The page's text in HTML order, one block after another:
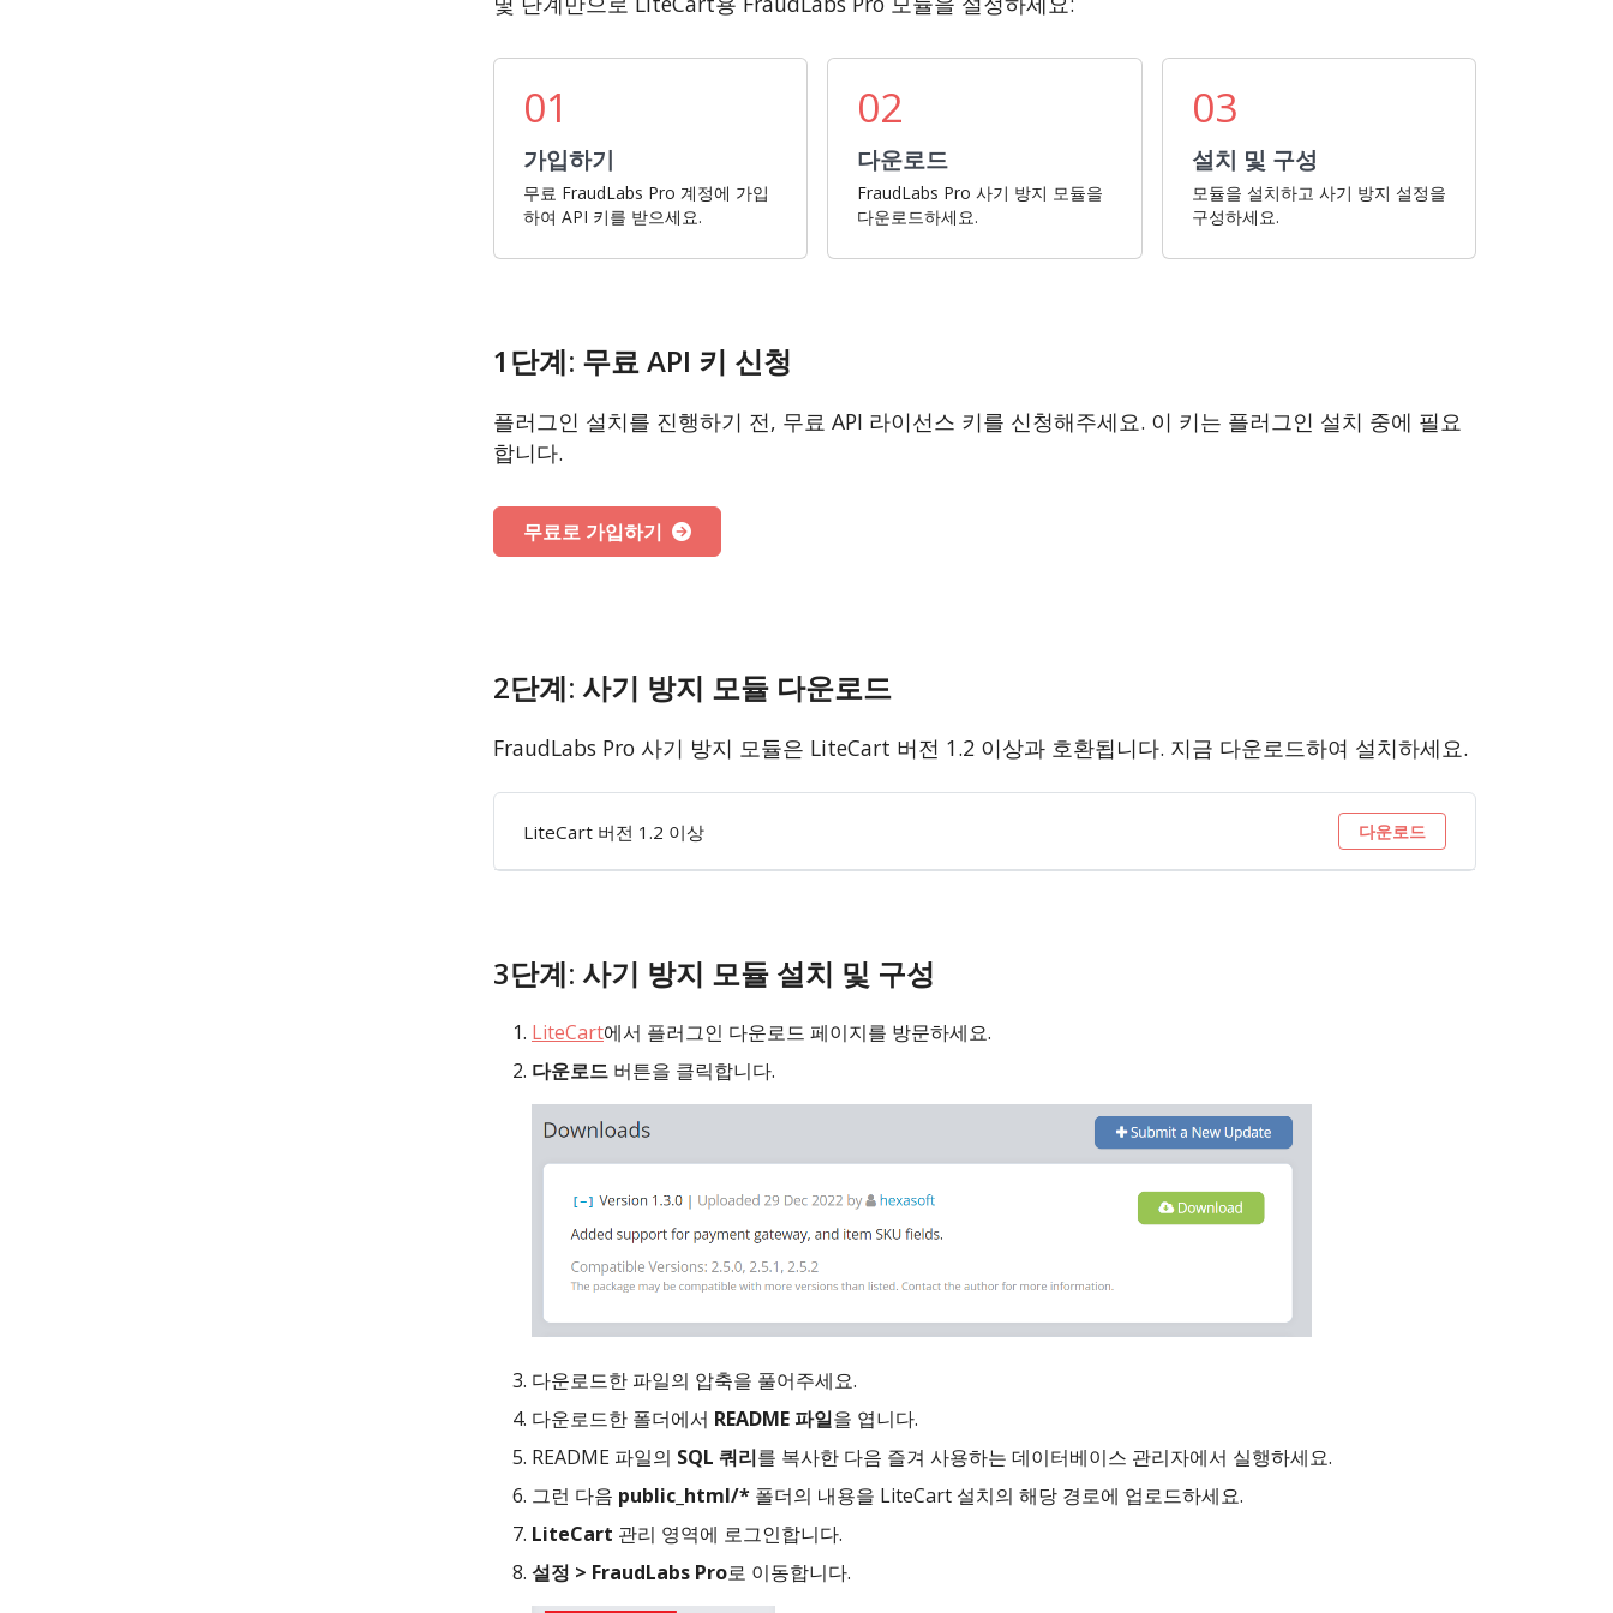
01
가입하기
무료 FraudLabs Pro 계정에 가입
하여 API 키를 받으세요.
02
다운로드
FraudLabs Pro 사기 방지 모듈을
다운로드하세요.
03
설치 및 구성
모듈을 설치하고 사기 방지 설정을
구성하세요.
1단계: 무료 API 키 신청
플러그인 설치를 진행하기 전, 무료 API 라이선스 키를 신청해주세요. 이 키는 플러그인 설치 중에 필요
합니다.
무료로 가입하기
2단계: 사기 방지 모듈 다운로드
FraudLabs Pro 사기 방지 모듈은 LiteCart 버전 1.2 이상과 호환됩니다. 지금 다운로드하여 설치하세요.
LiteCart 버전 1.2 이상 다운로드
3단계: 사기 방지 모듈 설치 및 구성
LiteCart에서 플러그인 다운로드 페이지를 방문하세요.
다운로드 버튼을 클릭합니다.
다운로드한 파일의 압축을 풀어주세요.
다운로드한 폴더에서 README 파일을 엽니다.
README 파일의 SQL 쿼리를 복사한 다음 즐겨 사용하는 데이터베이스 관리자에서 실행하세요.
그런 다음 public_html/* 폴더의 내용을 LiteCart 설치의 해당 경로에 업로드하세요.
LiteCart 관리 영역에 로그인합니다.
설정 > FraudLabs Pro로 이동합니다.